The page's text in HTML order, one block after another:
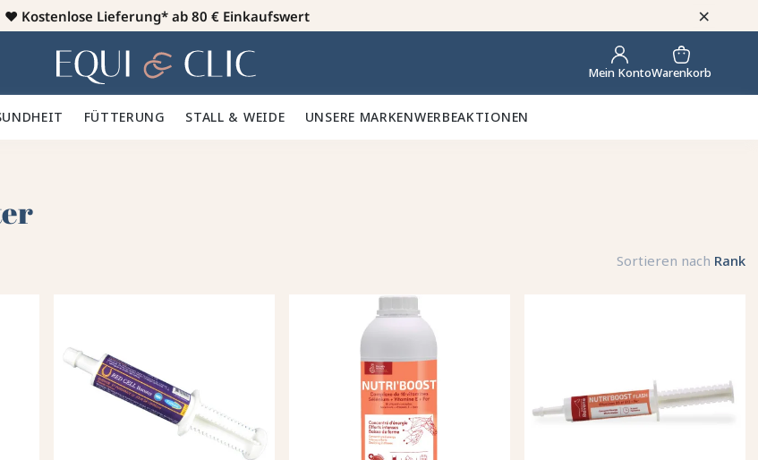
♥️ Kostenlose Lieferung* ab 80 € Einkaufswert ×
Heim Mein KontoWarenkorb
✨ FÜTTERUNG 🥕 STALL & WEIDE 🍃 UNSERE MARKENWERBEAKTIONEN
Sortieren nach Rank